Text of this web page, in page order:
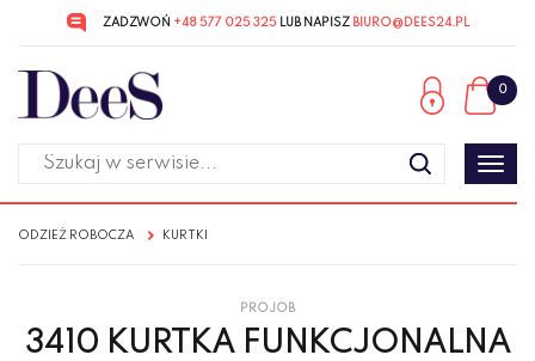
do menu
głównego
do
menu
w
ZADZWOŃ +48 577 025 325LUB NAPISZ BIURO@DEES24.PL
0
ODZIEŻ ROBOCZA KURTKI
PROJOB
3410 KURTKA FUNKCJONALNA